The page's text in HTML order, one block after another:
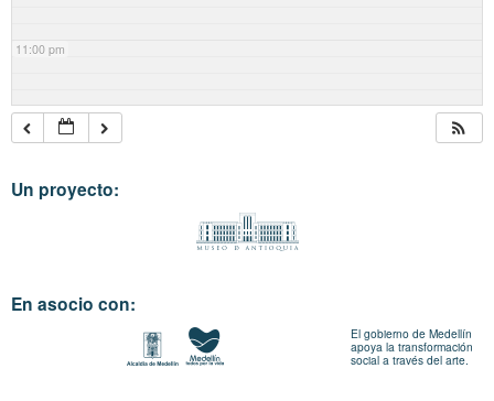
11:00 pm
Un proyecto:
En asocio con:
El gobierno de Medellín
apoya la transformación
social a través del arte.